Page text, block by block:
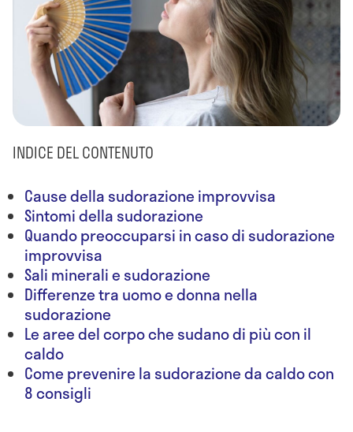
INDICE DEL CONTENUTO
Cause della sudorazione improvvisa
Sintomi della sudorazione
Quando preoccuparsi in caso di sudorazione
improvvisa
Sali minerali e sudorazione
Differenze tra uomo e donna nella
sudorazione
Le aree del corpo che sudano di più con il
caldo
Come prevenire la sudorazione da caldo con
8 consigli